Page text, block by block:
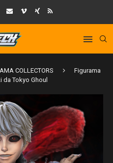
COLLECTORS
Figurama
da Tokyo Ghoul